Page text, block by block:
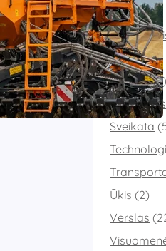
Grožis(4)
Mada(5)
Namai(17)
Paslaugos
Sveikata
Ūkis (2)
Verslas